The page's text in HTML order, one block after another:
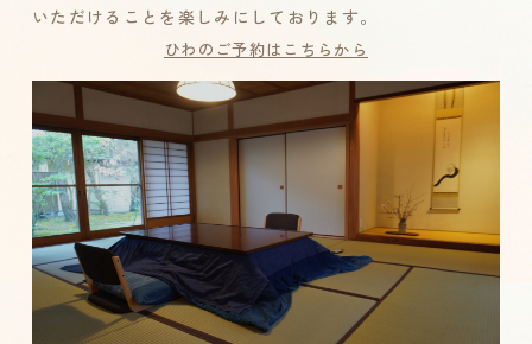
いただけることを楽しみにしております。
ひわのご予約はこちらから